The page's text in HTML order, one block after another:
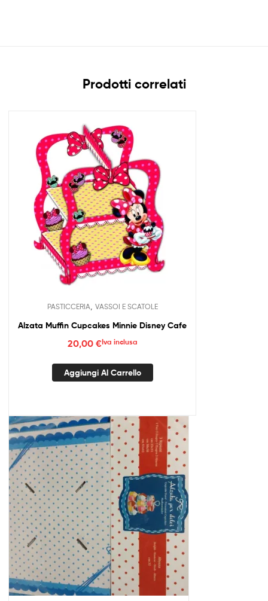
Prodotti correlati
PASTICCERIA VASSOI E SCATOLE
Alzata Muffin Cupcakes Minnie Disney Cafe
20,00 €Iva inclusa
Aggiungi Al Carrello